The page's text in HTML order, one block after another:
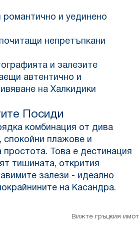
и уединено
непретъпкани
и залезите
автентично и
на Халкидики
Посиди
комбинация от дива
спокойни плажове и
простота. Това е дестинация
тишината, открития
залези - идеално
на Касандра.
Вижте гръцкия имот